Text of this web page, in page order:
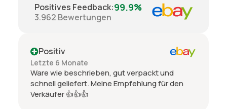
Positives Feedback:99.9%
3.962 Bewertungen
Positiv
Letzte 6 Monate
Ware wie beschrieben, gut verpackt und
schnell geliefert. Meine Empfehlung für den
Verkäufer 👍👍👍